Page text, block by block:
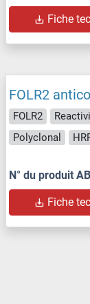
Fiche
FOLR2
FOLR2
Polyclonal
N° du produit
Fiche